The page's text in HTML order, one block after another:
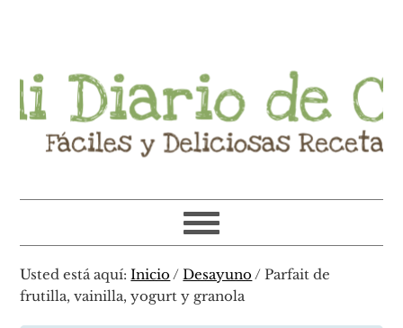
principal
principal
barra
lateral
primaria
de
página
Usted está aquí:Inicio / Desayuno / Parfait de
frutilla, vainilla, yogurt y granola